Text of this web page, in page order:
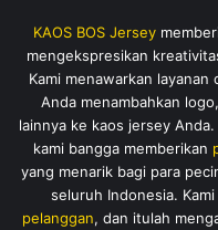
KAOS BOS Jersey
mengekspresikan
Kami menawarkan
Anda menambahkan
lainnya ke kaos jersey
kami bangga memberikan
yang menarik bagi para
seluruh Indonesia.
pelanggan, dan itulah